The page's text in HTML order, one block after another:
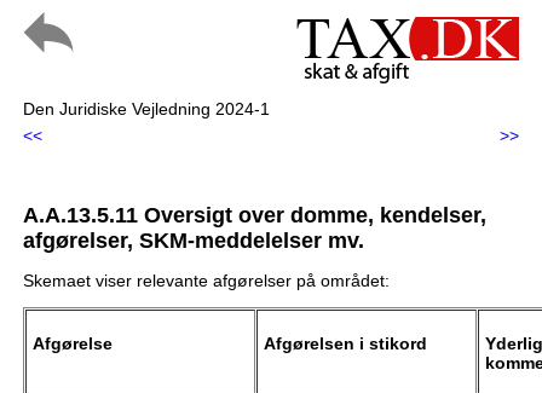
Den Juridiske Vejledning 2024-1
<<
>>
A.A.13.5.11 Oversigt over domme, kendelser,
afgørelser, SKM-meddelelser mv.
Skemaet viser relevante afgørelser på området:
Afgørelse Afgørelsen i stikord